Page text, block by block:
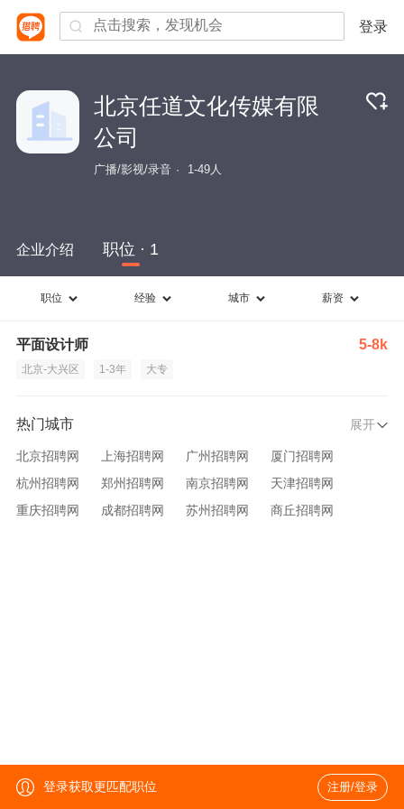
登录
北京任道文化传媒有限
公司
广播/影视/录音 1-49人
企业介绍 职位 · 1
职位 经验 城市 薪资
平面设计师 5-8k
北京-大兴区 1-3年 大专
热门城市 展开
北京招聘网 上海招聘网 广州招聘网
厦门招聘网
杭州招聘网
郑州招聘网 南京招聘网
天津招聘网
重庆招聘网
成都招聘网 苏州招聘网
商丘招聘网
登录获取更匹配职位 注册/登录